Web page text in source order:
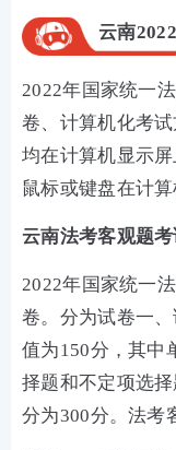
云南
2022年国家统一
卷、计算机化考
均在计算机显示
鼠标或键盘在计
云南法考客观题考
2022年国家统一
卷。分为试卷一
值为150分，其中
择题和不定项选
分为300分。法考